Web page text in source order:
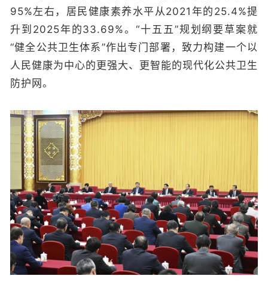
95%左右，居民健康素养水平从2021年的25.4%提
升到2025年的33.69%。“十五五”规划纲要草案就
“健全公共卫生体系”作出专门部署，致力构建一个以
人民健康为中心的更强大、更智能的现代化公共卫生
防护网。